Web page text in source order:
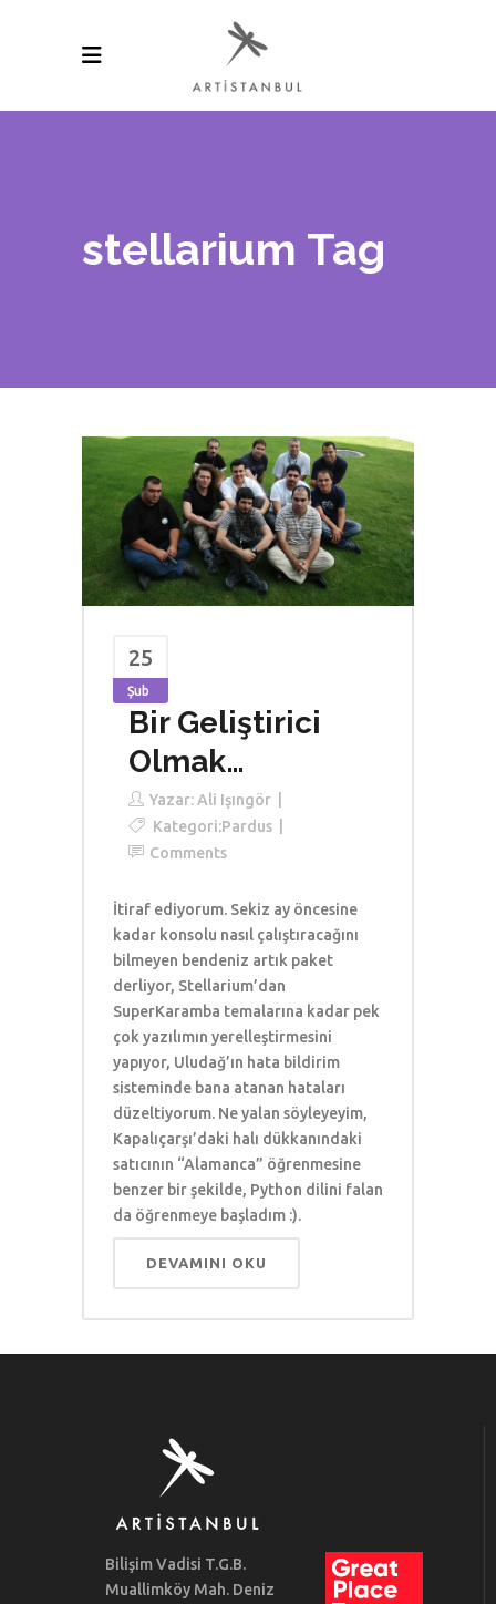
stellarium Tag
25
Şub
Bir Geliştirici
Olmak…
Yazar:Ali Işıngör
Kategori:Pardus
Comments
İtiraf ediyorum. Sekiz ay öncesine
kadar konsolu nasıl çalıştıracağını
bilmeyen bendeniz artık paket
derliyor, Stellarium’dan
SuperKaramba temalarına kadar pek
çok yazılımın yerelleştirmesini
yapıyor, Uludağ’ın hata bildirim
sisteminde bana atanan hataları
düzeltiyorum. Ne yalan söyleyeyim,
Kapalıçarşı’daki halı dükkanındaki
satıcının “Alamanca” öğrenmesine
benzer bir şekilde, Python dilini falan
da öğrenmeye başladım :).
DEVAMINI OKU
Bilişim Vadisi T.G.B.
Muallimköy Mah. Deniz